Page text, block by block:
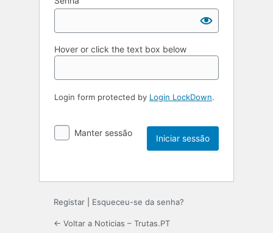
Hover or click the text box below
Login form protected by Login LockDown.
Manter sessão
Registar Esqueceu-se da senha?
← Voltar a Noticias – Trutas.PT